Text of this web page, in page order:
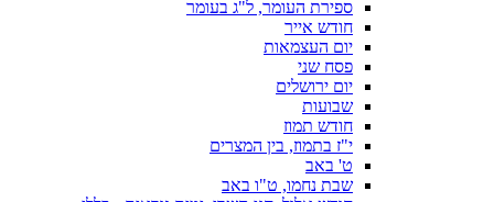
ספירת העומר, ל"ג בעומר
חודש אייר
יום העצמאות
פסח שני
יום ירושלים
שבועות
חודש תמוז
י"ז בתמוז, בין המצרים
ט' באב
שבת נחמו, ט"ו באב